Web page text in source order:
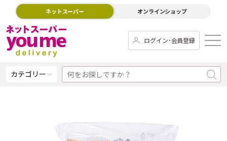
ネットスーパー オンラインショップ
ログイン･会員登録
カテゴリー